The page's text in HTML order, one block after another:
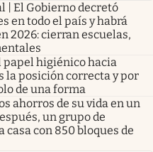
| El Gobierno decretó
en todo el país y habrá
2026: cierran escuelas,
papel higiénico hacia
la posición correcta y por
de una forma
ahorros de su vida en un
un grupo de
con 850 bloques de